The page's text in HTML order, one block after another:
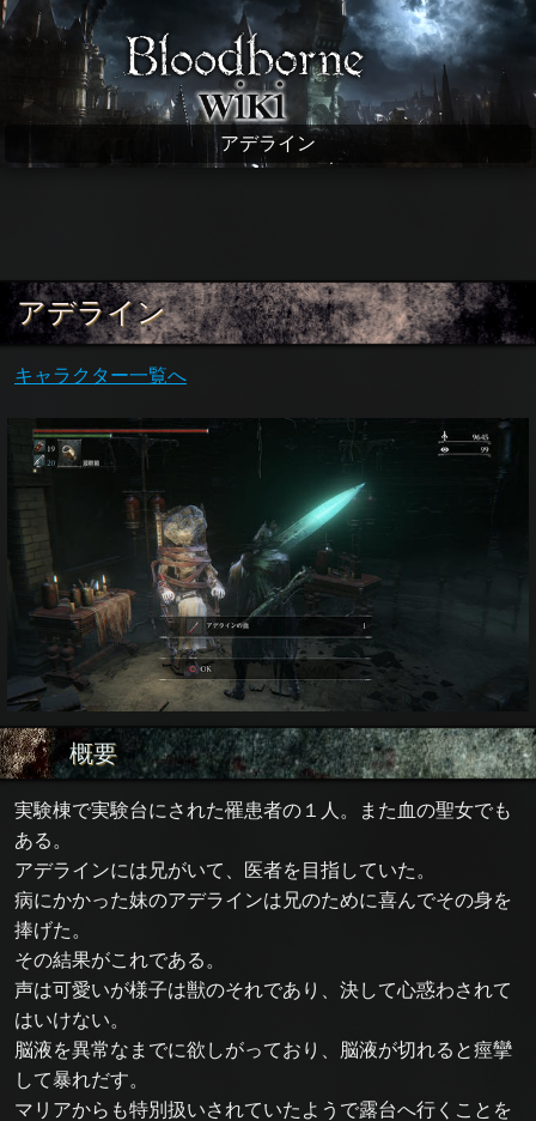
Bloodborne wiki
アデライン
アデライン
キャラクター一覧へ
概要
実験棟で実験台にされた罹患者の１人。また血の聖女でも
ある。
アデラインには兄がいて、医者を目指していた。
病にかかった妹のアデラインは兄のために喜んでその身を
捧げた。
その結果がこれである。
声は可愛いが様子は獣のそれであり、決して心惑わされて
はいけない。
脳液を異常なまでに欲しがっており、脳液が切れると痙攣
して暴れだす。
マリアからも特別扱いされていたようで露台へ行くことを